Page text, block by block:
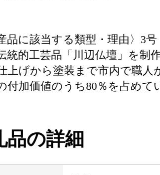
品に該当する類型・理由〉3号
統的工芸品「川辺仏壇」を
上げから塗装まで市内で職
付加価値のうち80％を占めて
品の詳細